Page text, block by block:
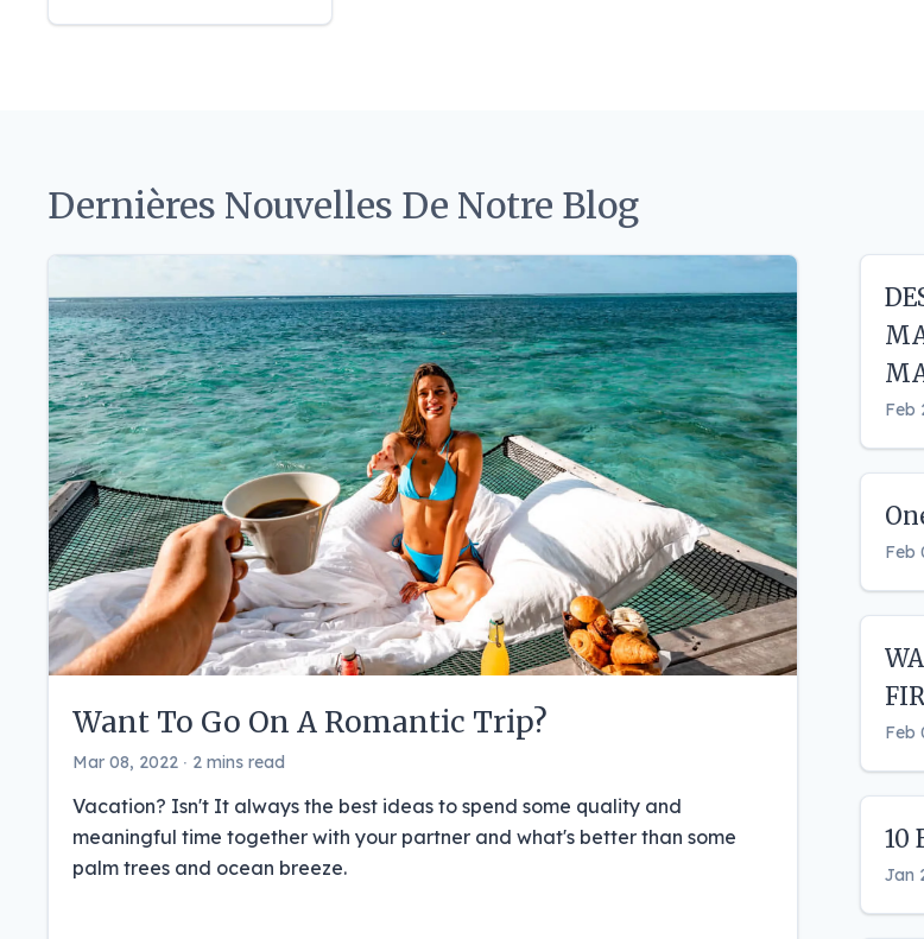
Dernières Nouvelles De Notre Blog
Want To Go On A Romantic Trip?
Mar 08, 2022 ‧ 2 mins read
Vacation? Isn't It always the best ideas to spend some quality and
meaningful time together with your partner and what's better than some
palm trees and ocean breeze.
Feb
Feb
Feb
10
Jan